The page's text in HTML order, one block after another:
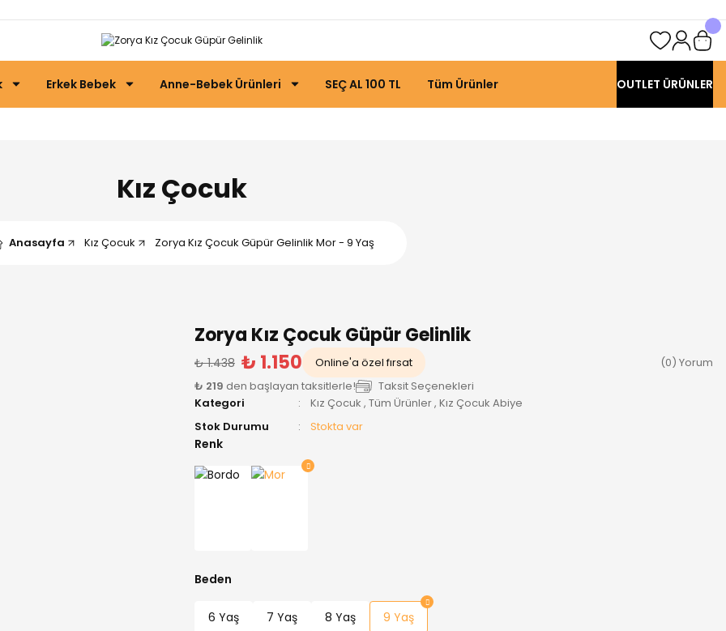
Erkek Bebek Anne-Bebek Ürünleri SEÇ AL 100 TL Tüm Ürünler OUTLET ÜRÜNLER
Kız Çocuk
Anasayfa Kız Çocuk Zorya Kız Çocuk Güpür Gelinlik Mor - 9 Yaş
Zorya Kız Çocuk Güpür Gelinlik
₺ 1.438 ₺ 1.150 Online'a özel fırsat
(0) Yorum
₺ 219 den başlayan taksitlerle!
Taksit Seçenekleri
Kategori
Kız Çocuk , Tüm Ürünler, Kız Çocuk Abiye
Stok Durumu
Stokta var
Renk
Beden
6 Yaş 7 Yaş 8 Yaş 9 Yaş